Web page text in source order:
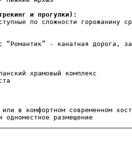
и прогулки):
по сложности горожанину
“Романтик” - канатная дорога,
храмовый комплекс
в комфортном современном
одноместное размещение